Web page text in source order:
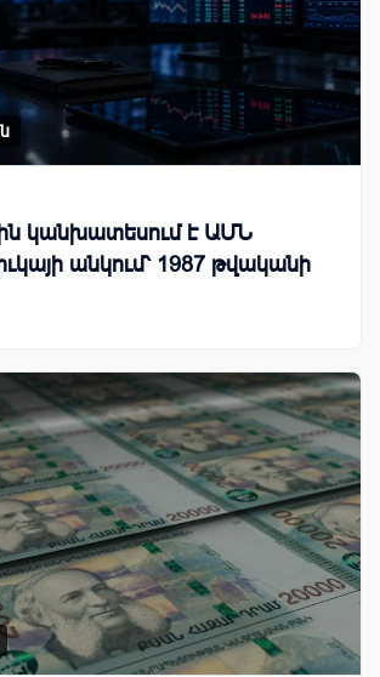
կանխատեսում է ԱՄՆ
անկում՝ 1987 թվականի